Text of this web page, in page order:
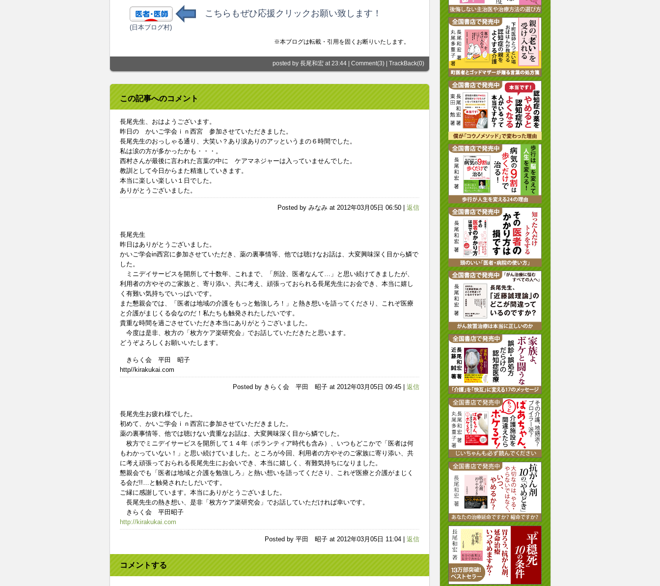
こちらもぜひ応援クリックお願い致します！
(日本ブログ村)
※本ブログは転載・引用を固くお断りいたします。
posted by 長尾和宏 at 23:44 | Comment(3)| TrackBack(0)
この記事へのコメント
長尾先生、おはようございます。
昨日の かいご学会ｉｎ西宮 参加させていただきました。
長尾先生のおっしゃる通り、大笑い？あり涙ありのアッというまの６時間でした。
私は涙の方が多かったかも・・・。
西村さんが最後に言われた言葉の中に ケアマネジャーは入っていませんでした。
教訓として今日からまた精進していきます。
本当に楽しい楽しい１日でした。
ありがとうございました。
Posted by みなみ at 2012年03月05日 06:50 | 返信
長尾先生
昨日はありがとうございました。
かいご学会in西宮に参加させていただき、薬の裏事情等、他では聴けなお話は、大変興味深く目から鱗で
した。
ミニデイサービスを開所して十数年、これまで、「所詮、医者なんて…」と思い続けてきましたが、
利用者の方やそのご家族と、寄り添い、共に考え、頑張っておられる長尾先生にお会でき、本当に嬉し
く有難い気持ちでいっぱいです。
また懇親会では、「医者は地域の介護をもっと勉強しろ！」と熱き想いを語ってくださり、これぞ医療
と介護がまじくる会なのだ！私たちも触発されたしだいです。
貴重な時間を過ごさせていただき本当にありがとうございました。
今度は是非、枚方の「枚方ケア楽研究会」でお話していただきたと思います。
どうぞよろしくお願いいたします。
きらく会 平田 昭子
http//kirakukai.com
Posted by きらく会 平田 昭子 at 2012年03月05日 09:45 | 返信
長尾先生お疲れ様でした。
初めて、かいご学会ｉｎ西宮に参加させていただきました。
薬の裏事情等、他では聴けない貴重なお話は、大変興味深く目から鱗でした。
枚方でミニデイサービスを開所して１４年（ボランティア時代も含み）、いつもどこかで「医者は何
もわかっていない！」と思い続けていました。ところが今回、利用者の方やそのご家族に寄り添い、共
に考え頑張っておられる長尾先生にお会いでき、本当に嬉しく、有難気持ちになりました。
懇親会でも「医者は地域と介護を勉強しろ」と熱い想いを語ってくださり、これぞ医療と介護がまじく
る会だ!!…と触発されたしだいです。
ご縁に感謝しています。本当にありがとうございました。
長尾先生の熱き想い、是非「枚方ケア楽研究会」でお話していただければ幸いです。
きらく会 平田昭子
http://kirakukai.com
Posted by 平田 昭子 at 2012年03月05日 11:04 | 返信
コメントする